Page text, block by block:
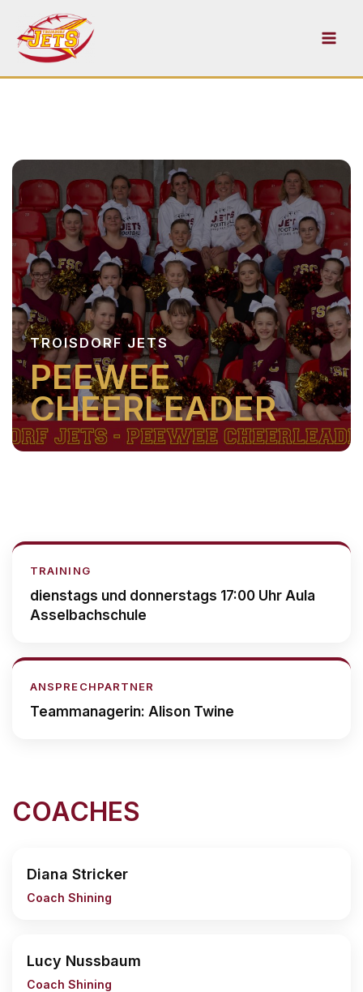
Inhalt
springen
TROISDORF JETS
PEEWEE
CHEERLEADER
TRAINING
dienstags und donnerstags 17:00 Uhr Aula
Asselbachschule
ANSPRECHPARTNER
Teammanagerin: Alison Twine
COACHES
Diana Stricker
Coach Shining
Lucy Nussbaum
Coach Shining